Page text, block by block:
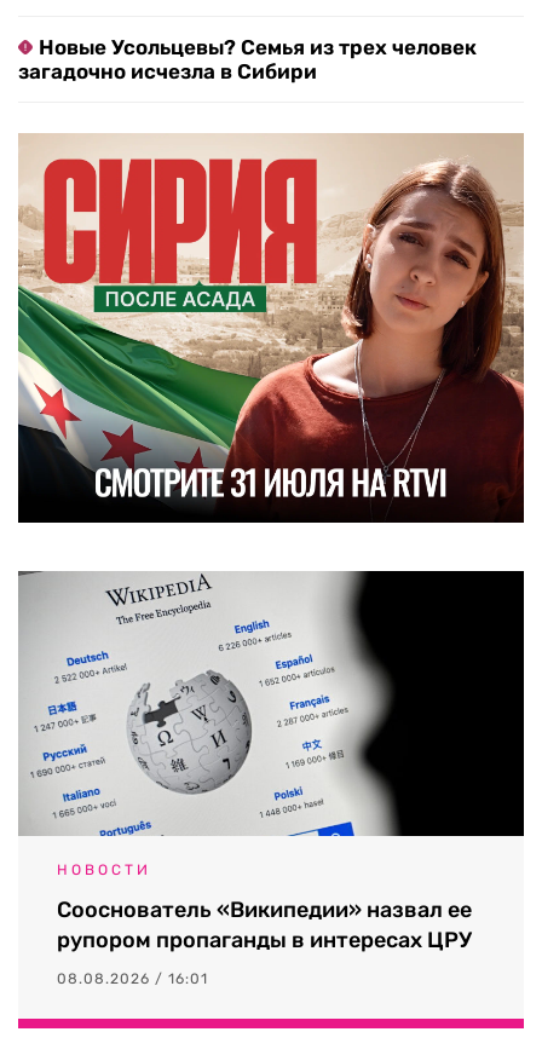
Новые Усольцевы? Семья из трех человек
загадочно исчезла в Сибири
НОВОСТИ
Сооснователь «Википедии» назвал ее
рупором пропаганды в интересах ЦРУ
08.08.2026 / 16:01